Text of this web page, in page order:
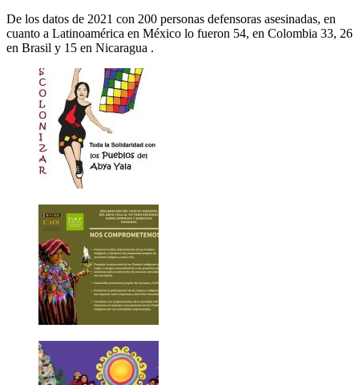
De los datos de 2021 con 200 personas defensoras asesinadas, en
cuanto a Latinoamérica en México lo fueron 54, en Colombia 33, 26
en Brasil y 15 en Nicaragua .